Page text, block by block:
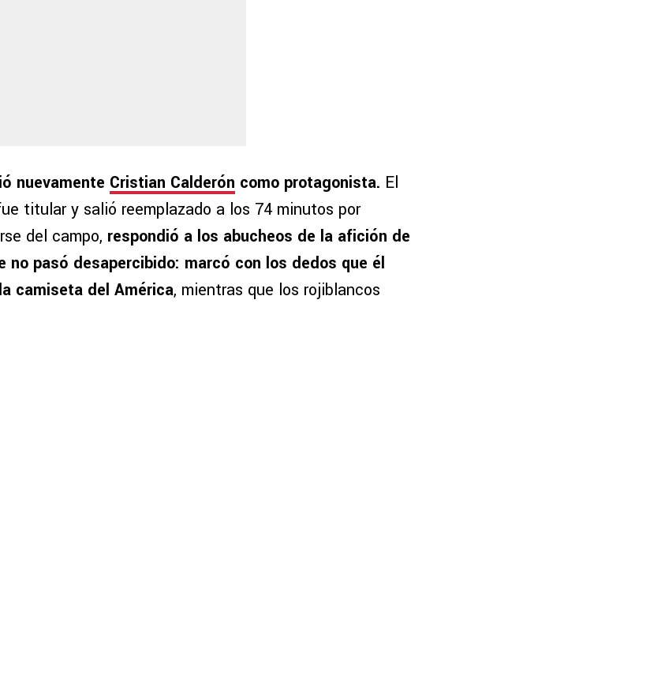
nuevamente Cristian Calderón como protagonista. El
titular y salió reemplazado a los 74 minutos por
del campo, respondió a los abucheos de la afición de
no pasó desapercibido: marcó con los dedos que él
camiseta del América, mientras que los rojiblancos